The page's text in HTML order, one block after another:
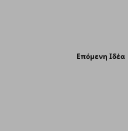
Επόμενη Ιδέα